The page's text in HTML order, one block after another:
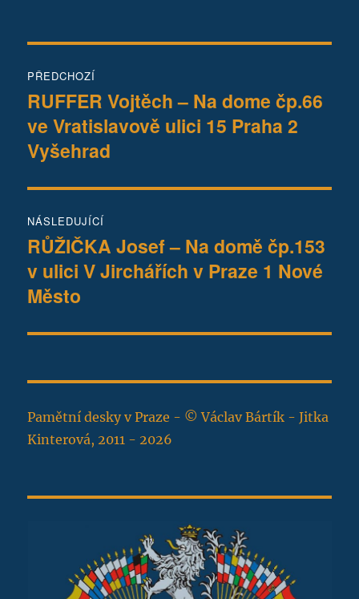
pro
příspěvek
PŘEDCHOZÍ
Předchozí
příspěvek:
RUFFER Vojtěch – Na dome čp.66
ve Vratislavově ulici 15 Praha 2
Vyšehrad
NÁSLEDUJÍCÍ
Následující
příspěvek:
RŮŽIČKA Josef – Na domě čp.153
v ulici V Jirchářích v Praze 1 Nové
Město
Pamětní desky v Praze - © Václav Bártík - Jitka
Kinterová, 2011 - 2026